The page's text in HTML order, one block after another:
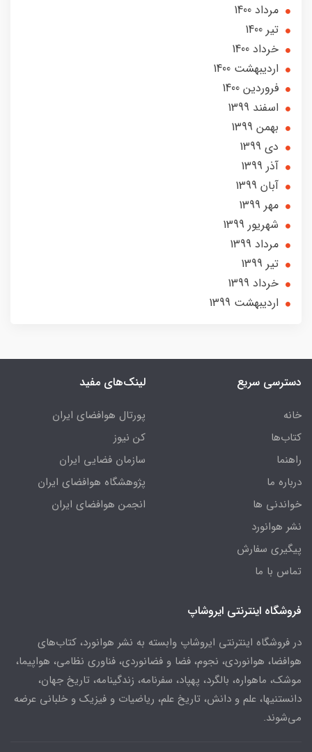
مرداد 1400
تير 1400
خرداد 1400
ارديبهشت 1400
فروردین 1400
اسفند 1399
بهمن 1399
دی 1399
آذر 1399
آبان 1399
مهر 1399
شهریور 1399
مرداد 1399
تير 1399
خرداد 1399
ارديبهشت 1399
دسترسی سریع
خانه
کتاب‌ها
راهنما
درباره ما
خواندنی ها
نشر هوانورد
پیگیری سفارش
تماس با ما
لینک‌های مفید
پورتال هوافضای ایران
کن نیوز
سازمان فضایی ایران
پژوهشگاه هوافضای ایران
انجمن هوافضای ایران
فروشگاه اینترنتی ایروشاپ
در فروشگاه اینترنتی ایروشاپ وابسته به نشر هوانورد، کتاب‌های
هوافضا، هوانوردی، نجوم، فضا و فضانوردی، فناوری نظامی، هواپیما،
موشک، ماهواره، بالگرد، پهپاد، سفرنامه، زندگینامه، تاریخ جهان،
دانستنیها، علم و دانش، تاریخ علم، ریاضیات و فیزیک و خلبانی عرضه
می‌شوند.